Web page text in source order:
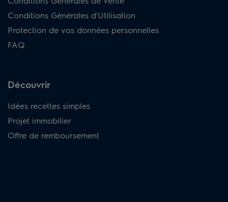
Conditions Générales d'Utilisation
Protection de vos données personnelles
FAQ
Découvrir
Idées recettes simples
Projet immobilier
Offre de remboursement